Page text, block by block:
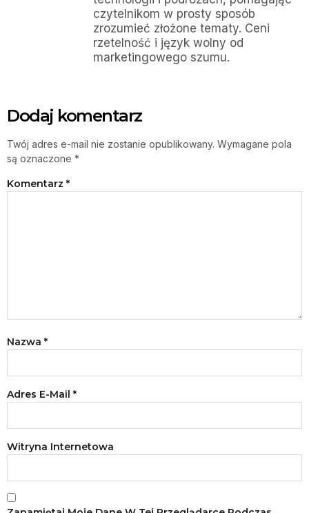
czytelnikom w prosty sposób
zrozumieć złożone tematy. Ceni
rzetelność i język wolny od
marketingowego szumu.
Dodaj komentarz
Twój adres e-mail nie zostanie opublikowany. Wymagane pola
są oznaczone *
Komentarz *
Nazwa *
Adres E-Mail *
Witryna Internetowa